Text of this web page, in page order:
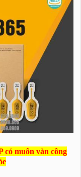
có muôn vàn công